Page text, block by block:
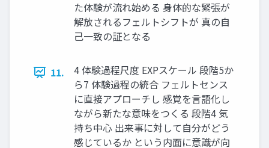
た体験が流れ始める 身体的な緊張が
解放されるフェルトシフトが 真の自
己一致の証となる
11.
4 体験過程尺度 EXPスケール 段階5か
ら7 体験過程の統合 フェルトセンス
に直接アプローチし 感覚を言語化し
ながら新たな意味をつくる 段階4 気
持ち中心 出来事に対して自分がどう
感じているか という内面に意識が向